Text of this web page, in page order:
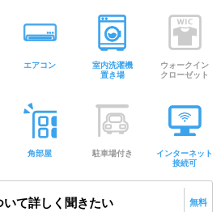
エアコン
室内洗濯機
置き場
ウォークイン
クローゼット
角部屋 駐車場付き
インターネット
接続可
いて詳しく聞きたい 無料